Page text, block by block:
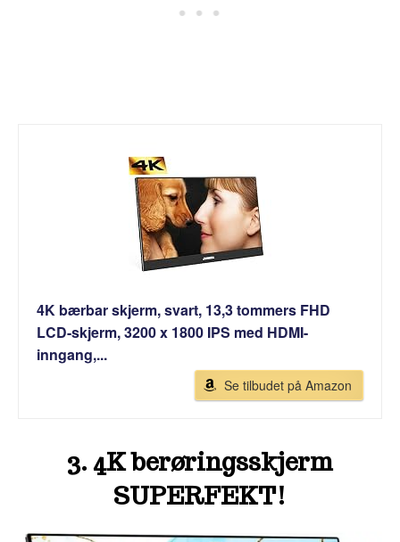
4K bærbar skjerm, svart, 13,3 tommers FHD
LCD-skjerm, 3200 x 1800 IPS med HDMI-
inngang,...
Se tilbudet på Amazon
3. 4K berøringsskjerm
SUPERFEKT!